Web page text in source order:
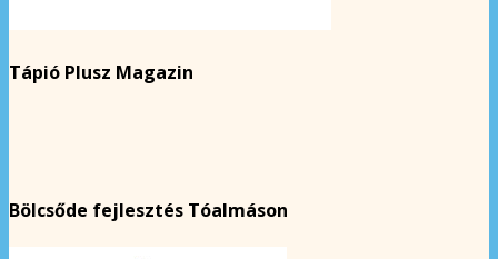
Tápió Plusz Magazin
Bölcsőde fejlesztés Tóalmáson